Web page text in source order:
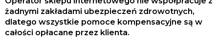
żadnymi zakładami ubezpieczeń zdrowotnych,
dlatego wszystkie pomoce kompensacyjne są w
całości opłacane przez klienta.